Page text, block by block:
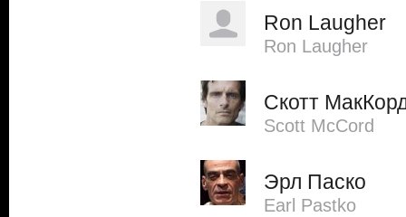
Ron Laugher
Ron Laugher
Скотт
Scott McCord
Эрл Паско
Earl Pastko